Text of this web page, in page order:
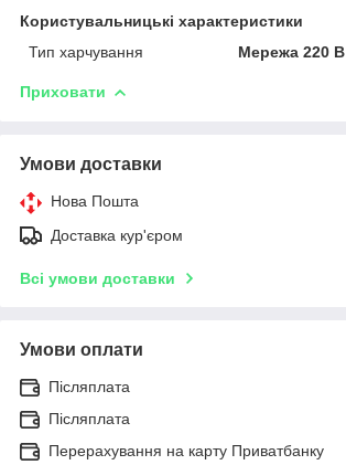
Користувальницькі характеристики
Тип харчування
Мережа 220 В
Приховати
Умови доставки
Нова Пошта
Доставка кур'єром
Всі умови доставки
Умови оплати
Післяплата
Післяплата
Перерахування на карту Приватбанку